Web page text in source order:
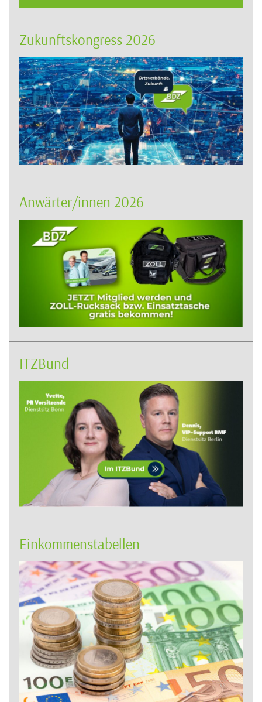
Zukunftskongress 2026
Anwärter/innen 2026
ITZBund
Einkommenstabellen